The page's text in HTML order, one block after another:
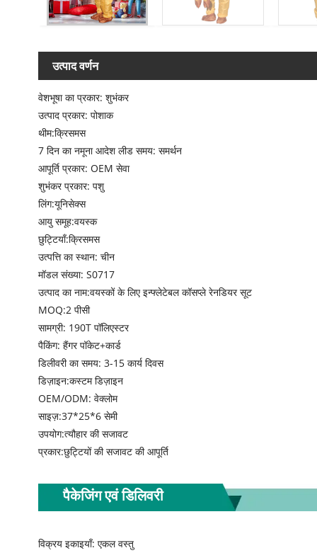
उत्पाद वर्णन
वेशभूषा का प्रकार: शुभंकर
उत्पाद प्रकार: पोशाक
थीम:क्रिसमस
7 दिन का नमूना आदेश लीड समय: समर्थन
आपूर्ति प्रकार: OEM सेवा
शुभंकर प्रकार: पशु
लिंग:यूनिसेक्स
आयु समूह:वयस्क
छुट्टियाँ:क्रिसमस
उत्पत्ति का स्थान: चीन
मॉडल संख्या: S0717
उत्पाद का नाम:वयस्कों के लिए इन्फ्लेटेबल कॉसप्ले रेनडियर सूट
MOQ:2 पीसी
सामग्री: 190T पॉलिएस्टर
पैकिंग: हैंगर पॉकेट+कार्ड
डिलीवरी का समय: 3-15 कार्य दिवस
डिज़ाइन:कस्टम डिज़ाइन
OEM/ODM: वेक्लोम
साइज़:37*25*6 सेमी
उपयोग:त्यौहार की सजावट
प्रकार:छुट्टियों की सजावट की आपूर्ति
पैकेजिंग एवं डिलिवरी
विक्रय इकाइयाँ: एकल वस्तु